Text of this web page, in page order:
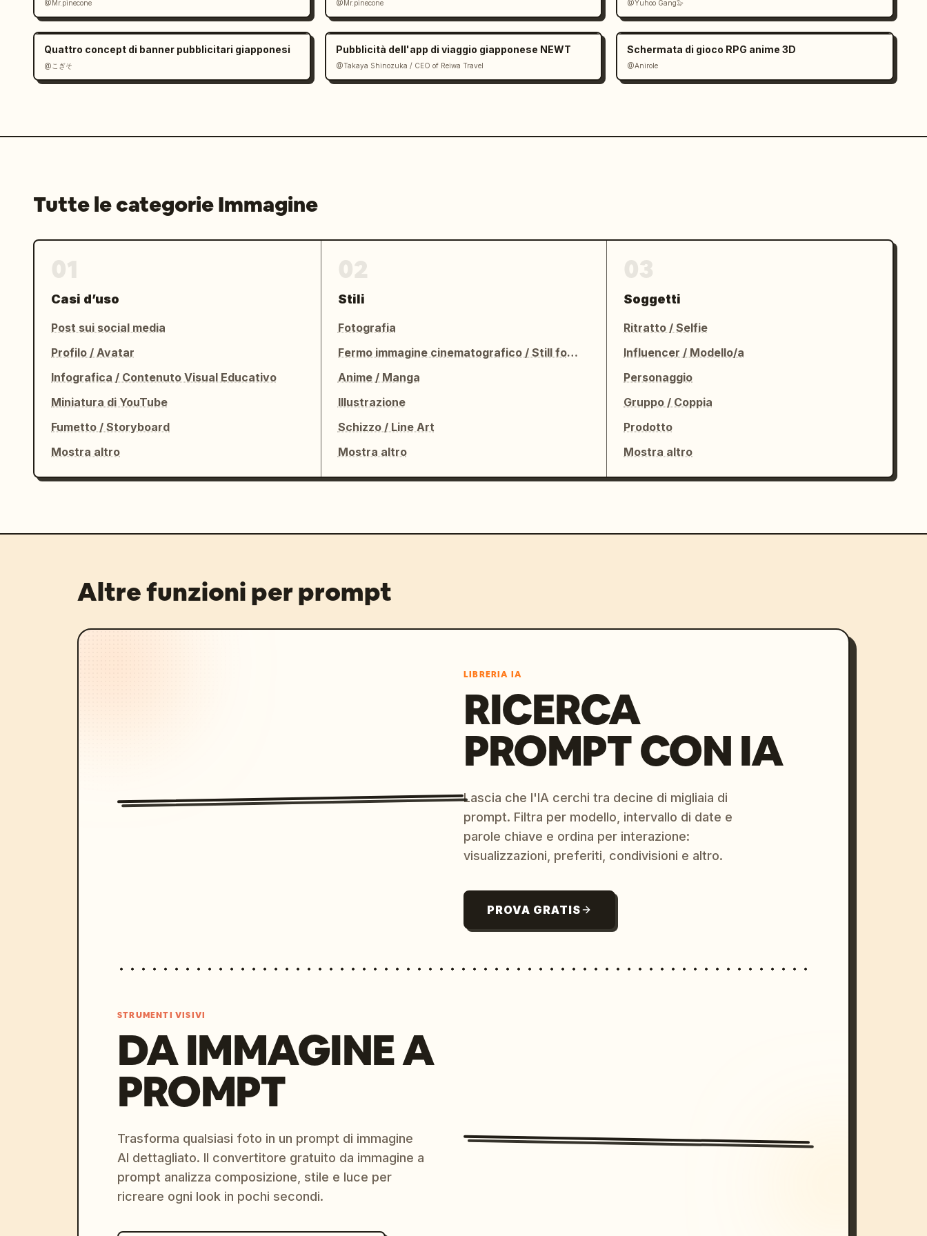
{"count":4,"labels":
["Home","Corsa","Progresso","Profilo"],"active":"Corsa"}}]}}
@Mr.pinecone @Mr.pinecone @Yuhoo Gang🦭
Quattro concept di banner pubblicitari giapponesi
@こぎそ
Pubblicità dell'app di viaggio giapponese NEWT
@Takaya Shinozuka / CEO of Reiwa Travel
Schermata di gioco RPG anime 3D
@Anirole
Tutte le categorie Immagine
Casi d’uso
Post sui social media
Profilo / Avatar
Infografica / Contenuto Visual Educativo
Miniatura di YouTube
Fumetto / Storyboard
Mostra altro
Stili
Fotografia
Fermo immagine cinematografico / Still fotografico
Anime / Manga
Illustrazione
Schizzo / Line Art
Mostra altro
Soggetti
Ritratto / Selfie
Influencer / Modello/a
Personaggio
Gruppo / Coppia
Prodotto
Mostra altro
Altre funzioni per prompt
LIBRERIA IA
RICERCA
PROMPT CON IA
Lascia che l'IA cerchi tra decine di migliaia di
prompt. Filtra per modello, intervallo di date e
parole chiave e ordina per interazione:
visualizzazioni, preferiti, condivisioni e altro.
PROVA GRATIS
STRUMENTI VISIVI
DA IMMAGINE A
PROMPT
Trasforma qualsiasi foto in un prompt di immagine
AI dettagliato. Il convertitore gratuito da immagine a
prompt analizza composizione, stile e luce per
ricreare ogni look in pochi secondi.